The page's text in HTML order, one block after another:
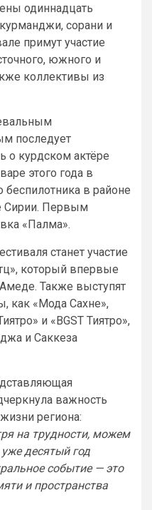
одиннадцать
сорани и
примут участие
южного и
коллективы из
последует
о курдском актёре
этого года в
беспилотника в районе
Сирии. Первым
«Палма».
станет участие
который впервые
Также выступят
как «Мода Сахне»,
и «BGST Тиятро»,
и Саккеза
важность
региона:
на трудности, можем
десятый год
событие — это
и пространства